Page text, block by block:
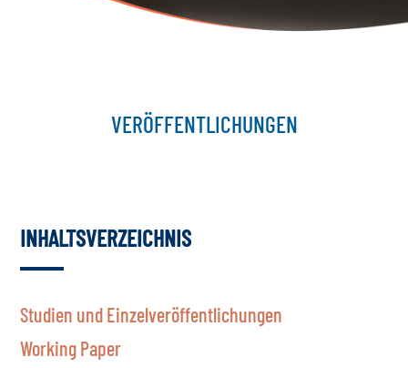
VERÖFFENTLICHUNGEN
INHALTSVERZEICHNIS
Studien und Einzelveröffentlichungen
Working Paper